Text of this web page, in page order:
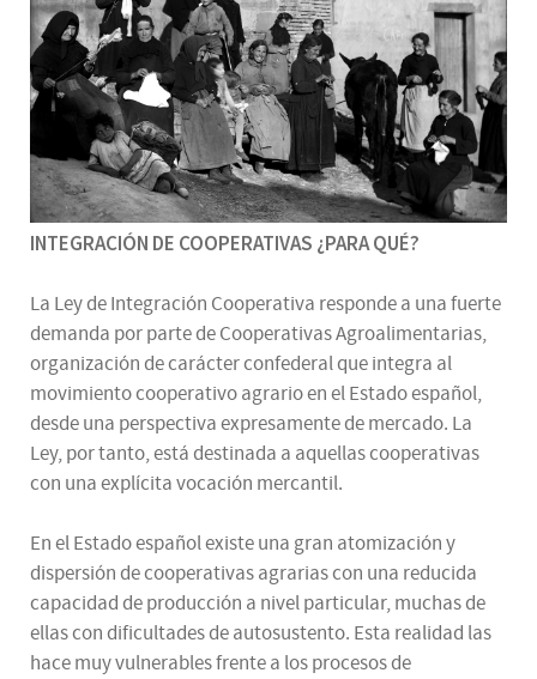
INTEGRACIÓN DE COOPERATIVAS ¿PARA QUÉ?
La Ley de Integración Cooperativa responde a una fuerte
demanda por parte de Cooperativas Agroalimentarias,
organización de carácter confederal que integra al
movimiento cooperativo agrario en el Estado español,
desde una perspectiva expresamente de mercado. La
Ley, por tanto, está destinada a aquellas cooperativas
con una explícita vocación mercantil.
En el Estado español existe una gran atomización y
dispersión de cooperativas agrarias con una reducida
capacidad de producción a nivel particular, muchas de
ellas con dificultades de autosustento. Esta realidad las
hace muy vulnerables frente a los procesos de